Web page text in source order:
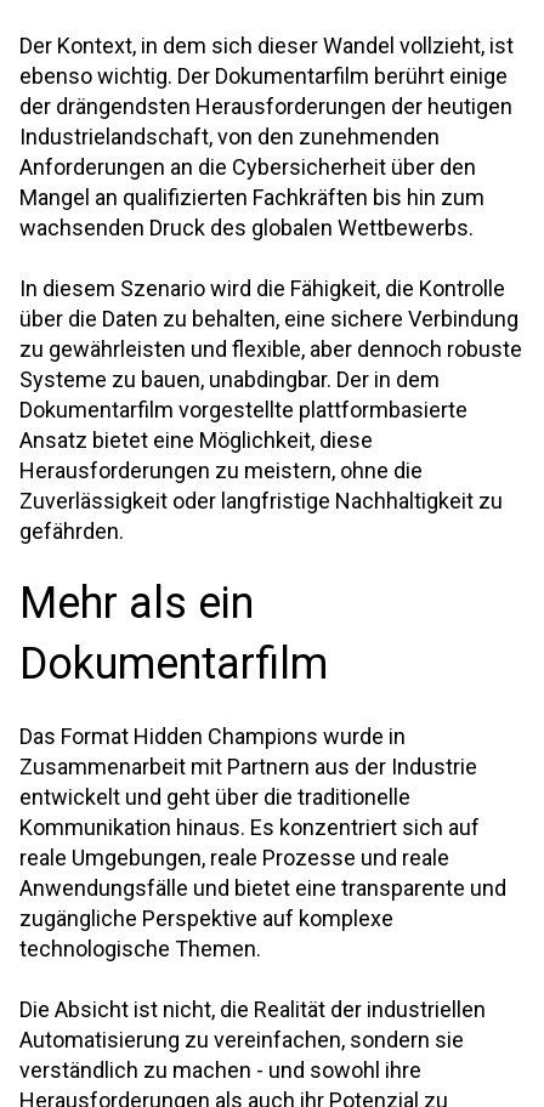
Der Kontext, in dem sich dieser Wandel vollzieht, ist
ebenso wichtig. Der Dokumentarfilm berührt einige
der drängendsten Herausforderungen der heutigen
Industrielandschaft, von den zunehmenden
Anforderungen an die Cybersicherheit über den
Mangel an qualifizierten Fachkräften bis hin zum
wachsenden Druck des globalen Wettbewerbs.
In diesem Szenario wird die Fähigkeit, die Kontrolle
über die Daten zu behalten, eine sichere Verbindung
zu gewährleisten und flexible, aber dennoch robuste
Systeme zu bauen, unabdingbar. Der in dem
Dokumentarfilm vorgestellte plattformbasierte
Ansatz bietet eine Möglichkeit, diese
Herausforderungen zu meistern, ohne die
Zuverlässigkeit oder langfristige Nachhaltigkeit zu
gefährden.
Mehr als ein
Dokumentarfilm
Das Format Hidden Champions wurde in
Zusammenarbeit mit Partnern aus der Industrie
entwickelt und geht über die traditionelle
Kommunikation hinaus. Es konzentriert sich auf
reale Umgebungen, reale Prozesse und reale
Anwendungsfälle und bietet eine transparente und
zugängliche Perspektive auf komplexe
technologische Themen.
Die Absicht ist nicht, die Realität der industriellen
Automatisierung zu vereinfachen, sondern sie
verständlich zu machen - und sowohl ihre
Herausforderungen als auch ihr Potenzial zu